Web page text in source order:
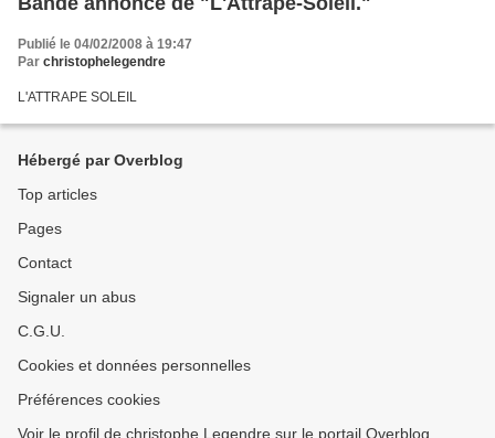
Publié le 04/02/2008 à 19:47
Par christophelegendre
L'ATTRAPE SOLEIL
Hébergé par Overblog
Top articles
Pages
Contact
Signaler un abus
C.G.U.
Cookies et données personnelles
Préférences cookies
Voir le profil de christophe Legendre sur le portail Overblog